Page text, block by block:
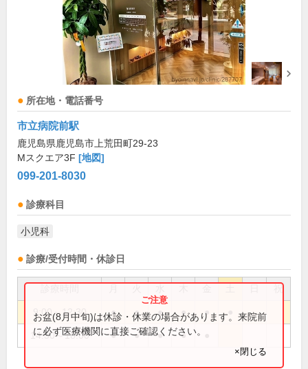
所在地・電話番号
市立病院前駅
鹿児島県鹿児島市上荒田町29-23
Mスクエア3F [地図]
099-201-8030
診療科目
小児科
診療/受付時間・休診日
祝
9:00～12:30 ● ● ● ● ●
14:30～18:00 ● ● ● ●
お盆(8月中旬)は休診・休業の場合があります。来院前
に必ず医療機関に直接ご確認ください。
×閉じる